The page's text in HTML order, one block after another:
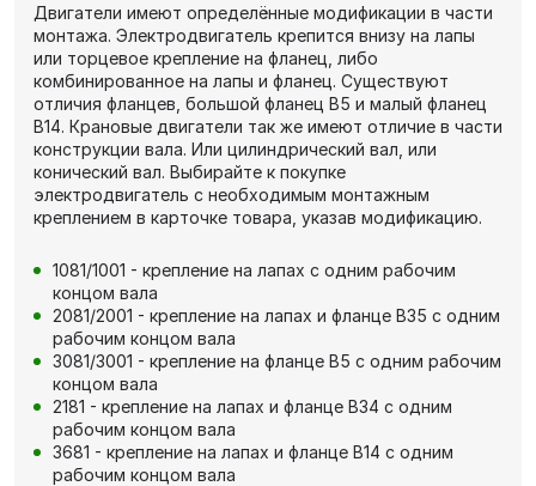
Двигатели имеют определённые модификации в части
монтажа. Электродвигатель крепится внизу на лапы
или торцевое крепление на фланец, либо
комбинированное на лапы и фланец. Существуют
отличия фланцев, большой фланец В5 и малый фланец
В14. Крановые двигатели так же имеют отличие в части
конструкции вала. Или цилиндрический вал, или
конический вал. Выбирайте к покупке
электродвигатель с необходимым монтажным
креплением в карточке товара, указав модификацию.
1081/1001 - крепление на лапах с одним рабочим
концом вала
2081/2001 - крепление на лапах и фланце В35 с одним
рабочим концом вала
3081/3001 - крепление на фланце В5 с одним рабочим
концом вала
2181 - крепление на лапах и фланце В34 с одним
рабочим концом вала
3681 - крепление на лапах и фланце В14 с одним
рабочим концом вала